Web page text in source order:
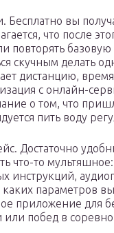
Бесплатно вы
что после
повторять
скучным делать
дистанцию,
с онлайн-
о том, что
пить воду
Достаточно
что-то
инструкций,
каких параметров
приложение для
или побед в